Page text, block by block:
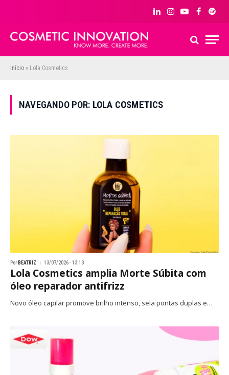
LinkedInInstagram
YouTubeFacebook
Início » Lola Cosmetics
NAVEGANDO POR: LOLA COSMETICS
Por BEATRIZ 13/07/2026 · 13:13
Lola Cosmetics amplia Morte Súbita com
óleo reparador antifrizz
Novo óleo capilar promove brilho intenso, sela pontas duplas e…